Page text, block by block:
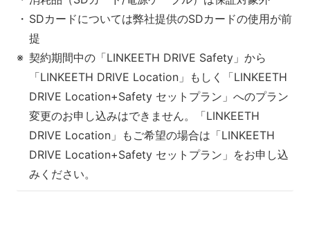
SDカードについては弊社提供のSDカードの使用が前
提
契約期間中の「LINKEETH DRIVE Safety」から
「LINKEETH DRIVE Location」もしく「LINKEETH
DRIVE Location+Safety セットプラン」へのプラン
変更のお申し込みはできません。「LINKEETH
DRIVE Location」もご希望の場合は「LINKEETH
DRIVE Location+Safety セットプラン」をお申し込
みください。